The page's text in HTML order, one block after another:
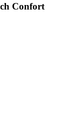
Confort